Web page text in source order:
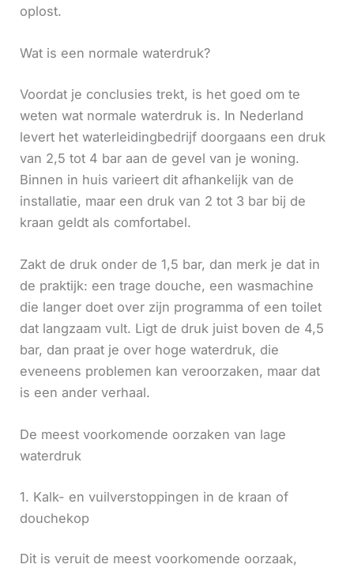
oplost.
Wat is een normale waterdruk?
Voordat je conclusies trekt, is het goed om te
weten wat normale waterdruk is. In Nederland
levert het waterleidingbedrijf doorgaans een druk
van 2,5 tot 4 bar aan de gevel van je woning.
Binnen in huis varieert dit afhankelijk van de
installatie, maar een druk van 2 tot 3 bar bij de
kraan geldt als comfortabel.
Zakt de druk onder de 1,5 bar, dan merk je dat in
de praktijk: een trage douche, een wasmachine
die langer doet over zijn programma of een toilet
dat langzaam vult. Ligt de druk juist boven de 4,5
bar, dan praat je over hoge waterdruk, die
eveneens problemen kan veroorzaken, maar dat
is een ander verhaal.
De meest voorkomende oorzaken van lage
waterdruk
1. Kalk- en vuilverstoppingen in de kraan of
douchekop
Dit is veruit de meest voorkomende oorzaak,